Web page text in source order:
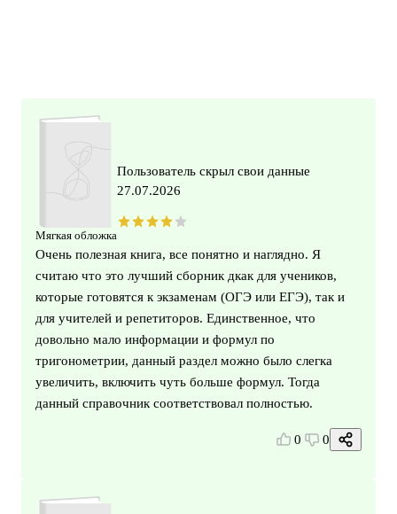
Мягкая обложка
Пользователь скрыл свои данные
27.07.2026
Очень полезная книга, все понятно и наглядно. Я
считаю что это лучший сборник дкак для учеников,
которые готовятся к экзаменам (ОГЭ или ЕГЭ), так и
для учителей и репетиторов. Единственное, что
довольно мало информации и формул по
тригонометрии, данный раздел можно было слегка
увеличить, включить чуть больше формул. Тогда
данный справочник соответствовал полностью.
0 0